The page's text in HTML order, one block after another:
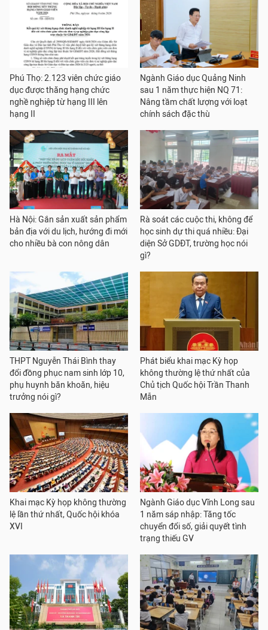
Phú Thọ: 2.123 viên chức giáo
dục được thăng hạng chức
nghề nghiệp từ hạng III lên
hạng II
Ngành Giáo dục Quảng Ninh
sau 1 năm thực hiện NQ 71:
Nâng tầm chất lượng với loạt
chính sách đặc thù
Hà Nội: Gắn sản xuất sản phẩm
bản địa với du lịch, hướng đi mới
cho nhiều bà con nông dân
Rà soát các cuộc thi, không để
học sinh dự thi quá nhiều: Đại
diện Sở GDĐT, trường học nói
gì?
THPT Nguyễn Thái Bình thay
đổi đồng phục nam sinh lớp 10,
phụ huynh băn khoăn, hiệu
trưởng nói gì?
Phát biểu khai mạc Kỳ họp
không thường lệ thứ nhất của
Chủ tịch Quốc hội Trần Thanh
Mẫn
Khai mạc Kỳ họp không thường
lệ lần thứ nhất, Quốc hội khóa
XVI
Ngành Giáo dục Vĩnh Long sau
1 năm sáp nhập: Tăng tốc
chuyển đổi số, giải quyết tình
trạng thiếu GV